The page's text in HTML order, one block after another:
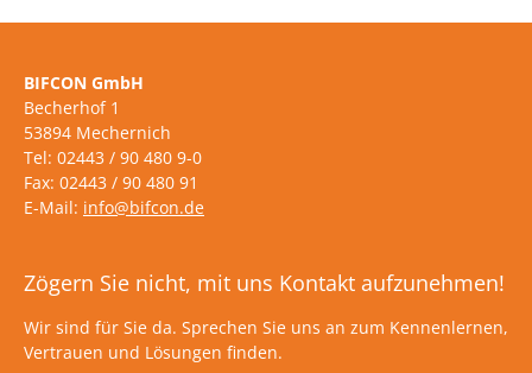
BIFCON GmbH
Becherhof 1
53894 Mechernich
Tel: 02443 / 90 480 9-0
Fax: 02443 / 90 480 91
E-Mail: info@bifcon.de
Zögern Sie nicht, mit uns Kontakt aufzunehmen!
Wir sind für Sie da. Sprechen Sie uns an zum Kennenlernen,
Vertrauen und Lösungen finden.